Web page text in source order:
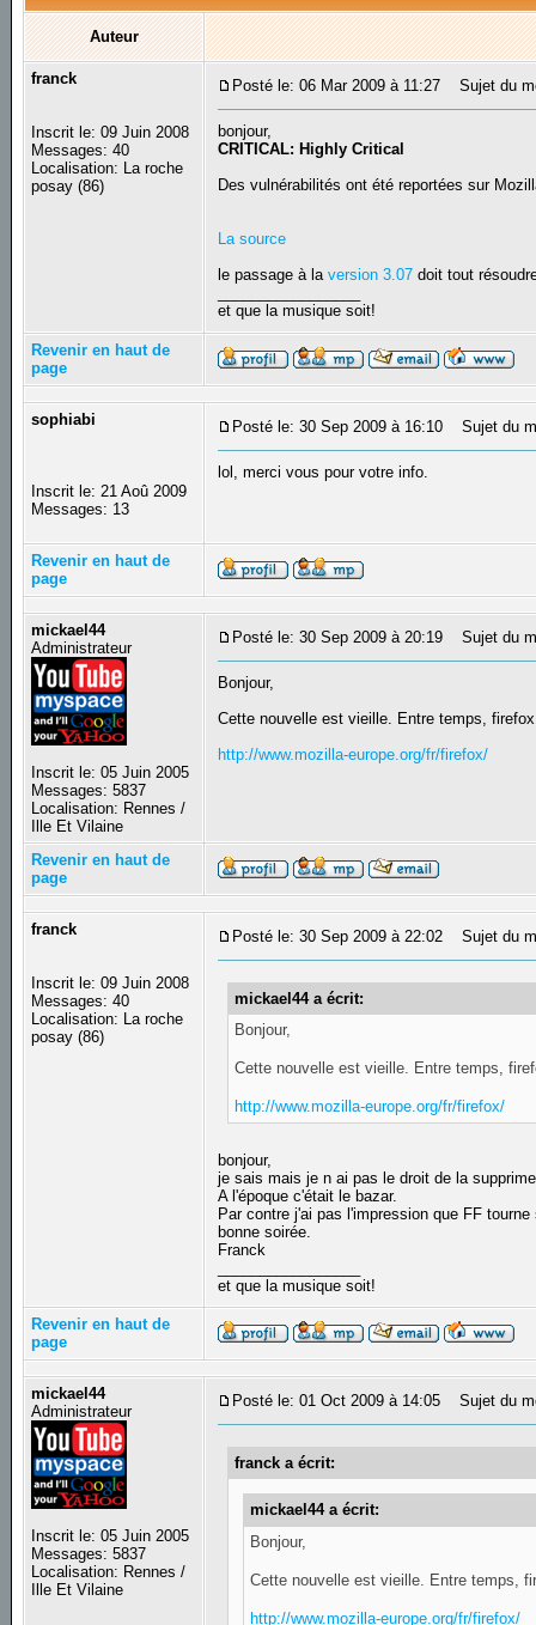
Auteur
franck
Inscrit le: 09 Juin 2008
Messages: 40
Localisation: La roche
posay (86)
Posté le: 06 Mar 2009 à 11:27 Sujet du
bonjour,
CRITICAL: Highly Critical
Des vulnérabilités ont été reportées sur
La source
le passage à laversion 3.07 doit tout
et que la musique soit!
Revenir en haut de
page
sophiabi
Inscrit le: 21 Aoû 2009
Messages: 13
Posté le: 30 Sep 2009 à 16:10 Sujet du
lol, merci vous pour votre info.
Revenir en haut de
page
mickael44
Administrateur
Inscrit le: 05 Juin 2005
Messages: 5837
Localisation: Rennes /
Ille Et Vilaine
Posté le: 30 Sep 2009 à 20:19 Sujet du
Bonjour,
Cette nouvelle est vieille. Entre temps,
http://www.mozilla-europe.org/fr/firefox/
Revenir en haut de
page
franck
Inscrit le: 09 Juin 2008
Messages: 40
Localisation: La roche
posay (86)
Posté le: 30 Sep 2009 à 22:02 Sujet du
mickael44 a écrit:
Bonjour,
Cette nouvelle est vieille. Entre temps,
http://www.mozilla-europe.org/fr/firefox/
bonjour,
je sais mais je n ai pas le droit de la
A l'époque c'était le bazar.
Par contre j'ai pas l'impression que FF
bonne soirée.
Franck
et que la musique soit!
Revenir en haut de
page
mickael44
Administrateur
Inscrit le: 05 Juin 2005
Messages: 5837
Localisation: Rennes /
Ille Et Vilaine
Posté le: 01 Oct 2009 à 14:05 Sujet du
franck a écrit:
mickael44 a écrit:
Bonjour,
Cette nouvelle est vieille. Entre temps,
http://www.mozilla-europe.org/fr/firefox/